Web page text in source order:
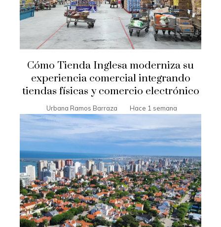
Cómo Tienda Inglesa moderniza su
experiencia comercial integrando
tiendas físicas y comercio electrónico
Urbana Ramos Barraza Hace 1 semana